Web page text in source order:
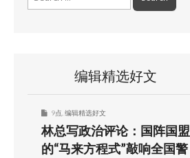
编辑精选好文
9点 编辑精选好文
林总写政治评论：国阵国盟
的“马来方程式”敲响全国警